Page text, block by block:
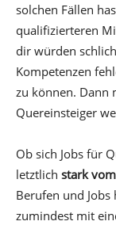
solchen Fällen
qualifizierteren
dir würden
Kompetenzen
zu können. Dann
Quereinsteiger
Ob sich Jobs für
letztlich stark
Berufen und
zumindest mit